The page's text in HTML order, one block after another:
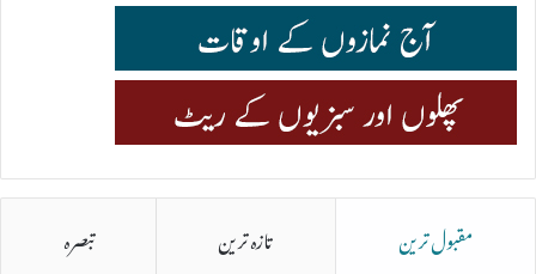
مقبول ترین تازہ ترین تبصرہ